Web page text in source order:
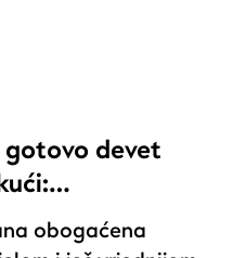
gotovo devet
obogaćena